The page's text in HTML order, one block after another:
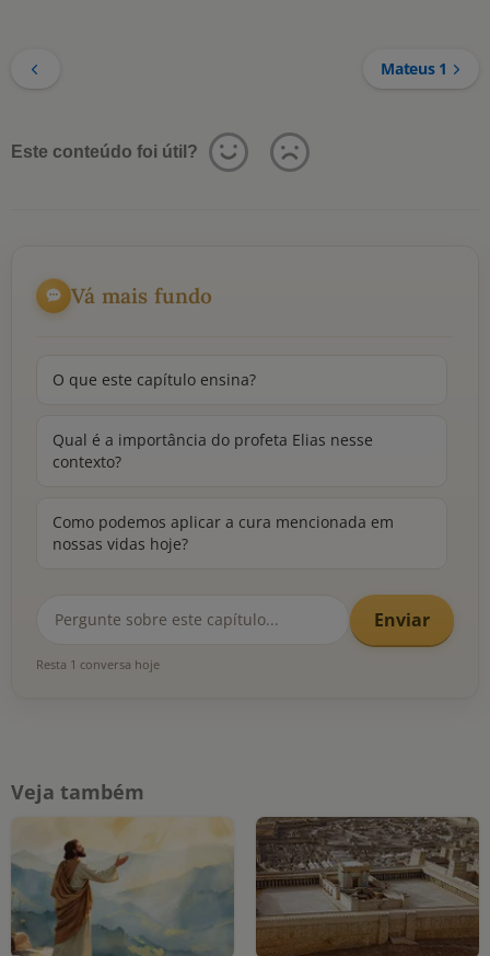
Mateus 1
Este conteúdo foi útil?
Vá mais fundo
O que este capítulo ensina?
Qual é a importância do profeta Elias nesse
contexto?
Como podemos aplicar a cura mencionada em
nossas vidas hoje?
Enviar
Resta 1 conversa hoje
Veja também